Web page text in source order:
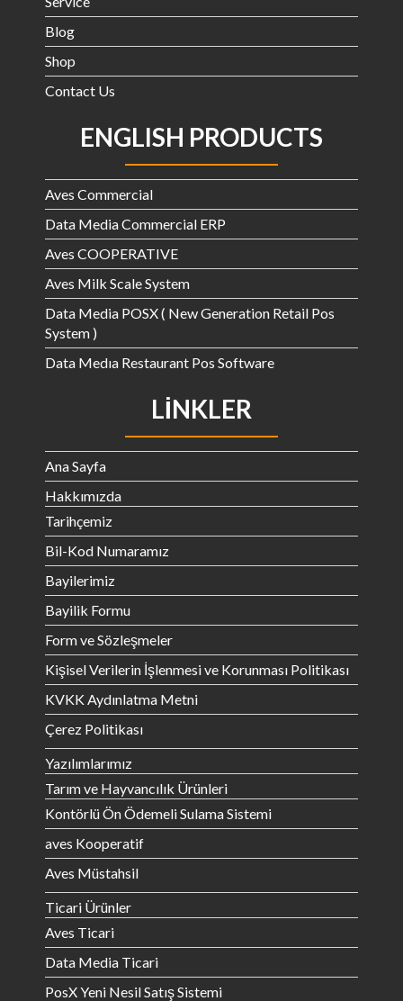
Blog
Shop
Contact Us
ENGLISH PRODUCTS
Aves Commercial
Data Media Commercial ERP
Aves COOPERATIVE
Aves Milk Scale System
Data Media POSX ( New Generation Retail Pos
System )
Data Medıa Restaurant Pos Software
LINKLER
Ana Sayfa
Hakkımızda
Tarihçemiz
Bil-Kod Numaramız
Bayilerimiz
Bayilik Formu
Form ve Sözleşmeler
Kişisel Verilerin İşlenmesi ve Korunması Politikası
KVKK Aydınlatma Metni
Çerez Politikası
Yazılımlarımız
Tarım ve Hayvancılık Ürünleri
Kontörlü Ön Ödemeli Sulama Sistemi
aves Kooperatif
Aves Müstahsil
Ticari Ürünler
Aves Ticari
Data Media Ticari
PosX Yeni Nesil Satış Sistemi